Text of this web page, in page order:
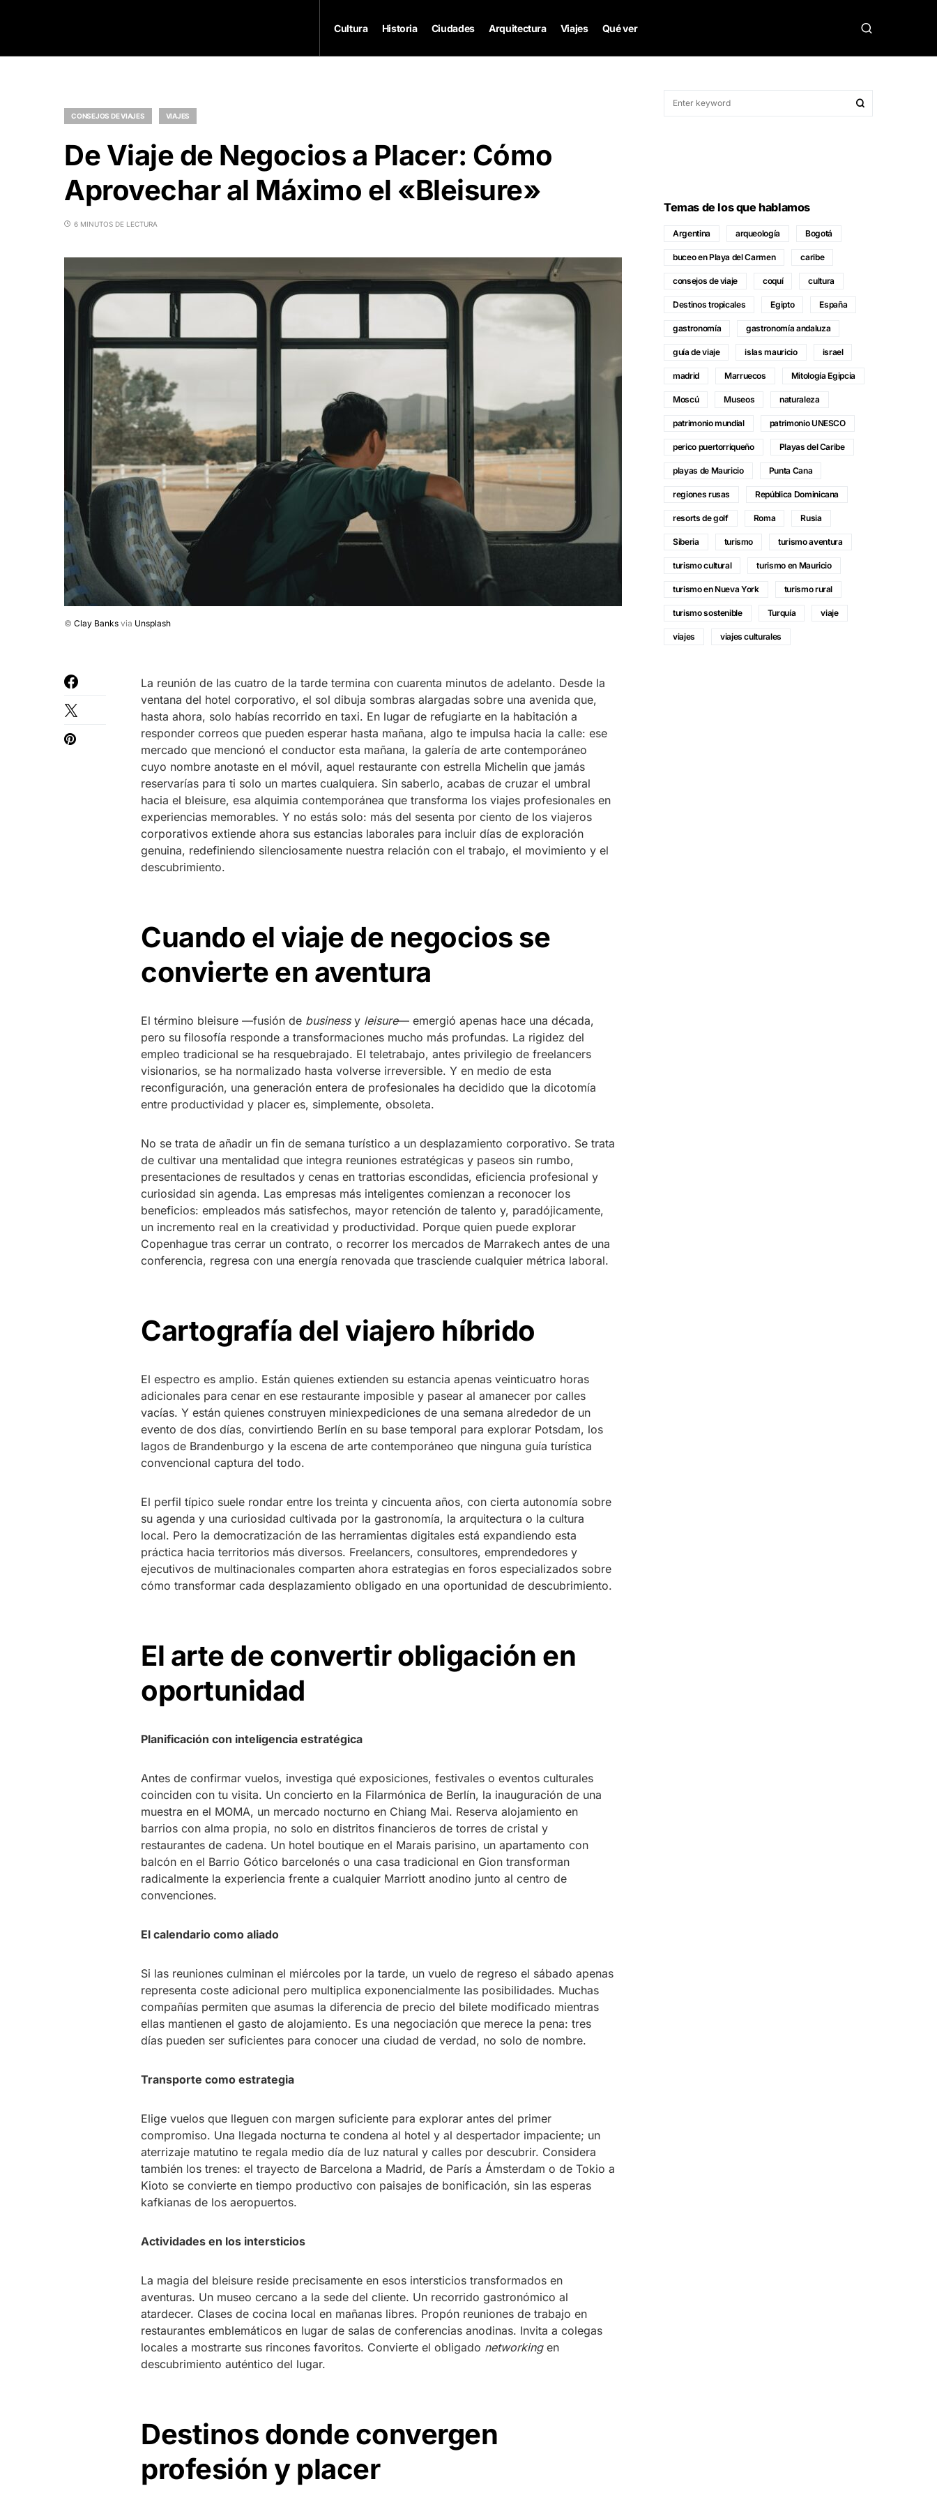
Cultura Historia Ciudades Arquitectura Viajes Qué ver
CONSEJOS DE VIAJES VIAJES
De Viaje de Negocios a Placer: Cómo
Aprovechar al Máximo el «Bleisure»
6 MINUTOS DE LECTURA
© Clay Banks via Unsplash
La reunión de las cuatro de la tarde termina con cuarenta minutos de adelanto. Desde la
ventana del hotel corporativo, el sol dibuja sombras alargadas sobre una avenida que,
hasta ahora, solo habías recorrido en taxi. En lugar de refugiarte en la habitación a
responder correos que pueden esperar hasta mañana, algo te impulsa hacia la calle: ese
mercado que mencionó el conductor esta mañana, la galería de arte contemporáneo
cuyo nombre anotaste en el móvil, aquel restaurante con estrella Michelin que jamás
reservarías para ti solo un martes cualquiera. Sin saberlo, acabas de cruzar el umbral
hacia el bleisure, esa alquimia contemporánea que transforma los viajes profesionales en
experiencias memorables. Y no estás solo: más del sesenta por ciento de los viajeros
corporativos extiende ahora sus estancias laborales para incluir días de exploración
genuina, redefiniendo silenciosamente nuestra relación con el trabajo, el movimiento y el
descubrimiento.
Cuando el viaje de negocios se
convierte en aventura
El término bleisure —fusión de businessy leisure— emergió apenas hace una década,
pero su filosofía responde a transformaciones mucho más profundas. La rigidez del
empleo tradicional se ha resquebrajado. El teletrabajo, antes privilegio de freelancers
visionarios, se ha normalizado hasta volverse irreversible. Y en medio de esta
reconfiguración, una generación entera de profesionales ha decidido que la dicotomía
entre productividad y placer es, simplemente, obsoleta.
No se trata de añadir un fin de semana turístico a un desplazamiento corporativo. Se trata
de cultivar una mentalidad que integra reuniones estratégicas y paseos sin rumbo,
presentaciones de resultados y cenas en trattorias escondidas, eficiencia profesional y
curiosidad sin agenda. Las empresas más inteligentes comienzan a reconocer los
beneficios: empleados más satisfechos, mayor retención de talento y, paradójicamente,
un incremento real en la creatividad y productividad. Porque quien puede explorar
Copenhague tras cerrar un contrato, o recorrer los mercados de Marrakech antes de una
conferencia, regresa con una energía renovada que trasciende cualquier métrica laboral.
Cartografía del viajero híbrido
El espectro es amplio. Están quienes extienden su estancia apenas veinticuatro horas
adicionales para cenar en ese restaurante imposible y pasear al amanecer por calles
vacías. Y están quienes construyen miniexpediciones de una semana alrededor de un
evento de dos días, convirtiendo Berlín en su base temporal para explorar Potsdam, los
lagos de Brandenburgo y la escena de arte contemporáneo que ninguna guía turística
convencional captura del todo.
El perfil típico suele rondar entre los treinta y cincuenta años, con cierta autonomía sobre
su agenda y una curiosidad cultivada por la gastronomía, la arquitectura o la cultura
local. Pero la democratización de las herramientas digitales está expandiendo esta
práctica hacia territorios más diversos. Freelancers, consultores, emprendedores y
ejecutivos de multinacionales comparten ahora estrategias en foros especializados sobre
cómo transformar cada desplazamiento obligado en una oportunidad de descubrimiento.
El arte de convertir obligación en
oportunidad
Planificación con inteligencia estratégica
Antes de confirmar vuelos, investiga qué exposiciones, festivales o eventos culturales
coinciden con tu visita. Un concierto en la Filarmónica de Berlín, la inauguración de una
muestra en el MOMA, un mercado nocturno en Chiang Mai. Reserva alojamiento en
barrios con alma propia, no solo en distritos financieros de torres de cristal y
restaurantes de cadena. Un hotel boutique en el Marais parisino, un apartamento con
balcón en el Barrio Gótico barcelonés o una casa tradicional en Gion transforman
radicalmente la experiencia frente a cualquier Marriott anodino junto al centro de
convenciones.
El calendario como aliado
Si las reuniones culminan el miércoles por la tarde, un vuelo de regreso el sábado apenas
representa coste adicional pero multiplica exponencialmente las posibilidades. Muchas
compañías permiten que asumas la diferencia de precio del bilete modificado mientras
ellas mantienen el gasto de alojamiento. Es una negociación que merece la pena: tres
días pueden ser suficientes para conocer una ciudad de verdad, no solo de nombre.
Transporte como estrategia
Elige vuelos que lleguen con margen suficiente para explorar antes del primer
compromiso. Una llegada nocturna te condena al hotel y al despertador impaciente; un
aterrizaje matutino te regala medio día de luz natural y calles por descubrir. Considera
también los trenes: el trayecto de Barcelona a Madrid, de París a Ámsterdam o de Tokio a
Kioto se convierte en tiempo productivo con paisajes de bonificación, sin las esperas
kafkianas de los aeropuertos.
Actividades en los intersticios
La magia del bleisure reside precisamente en esos intersticios transformados en
aventuras. Un museo cercano a la sede del cliente. Un recorrido gastronómico al
atardecer. Clases de cocina local en mañanas libres. Propón reuniones de trabajo en
restaurantes emblemáticos en lugar de salas de conferencias anodinas. Invita a colegas
locales a mostrarte sus rincones favoritos. Convierte el obligado networkingen
descubrimiento auténtico del lugar.
Destinos donde convergen
profesión y placer
Temas de los que hablamos
Argentina arqueología Bogotá
buceo en Playa del Carmen caribe
consejos de viaje coquí cultura
Destinos tropicales Egipto España
gastronomía gastronomía andaluza
guía de viaje islas mauricio israel
madrid Marruecos Mitología Egipcia
Moscú Museos naturaleza
patrimonio mundial patrimonio UNESCO
perico puertorriqueño Playas del Caribe
playas de Mauricio Punta Cana
regiones rusas República Dominicana
resorts de golf Roma Rusia
Siberia turismo turismo aventura
turismo cultural turismo en Mauricio
turismo en Nueva York turismo rural
turismo sostenible Turquía viaje
viajes viajes culturales